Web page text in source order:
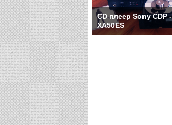
CD плеер Sony CDP -
XA50ES